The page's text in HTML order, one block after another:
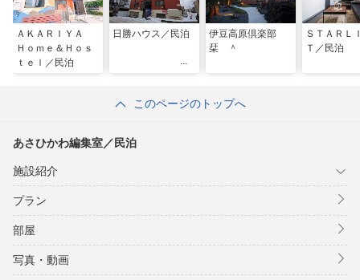
ＡＫＡＲＩＹＡ
Ｈｏｍｅ＆Ｈｏｓ
ｔｅｌ／民泊
日勝ハウス／民泊
伊豆高原倶楽部
栞 ＾
ＳＴＡＲＬ
Ｔ／民泊
このページのトップへ
あさひかわ編集室／民泊
施設紹介
プラン
部屋
写真・動画